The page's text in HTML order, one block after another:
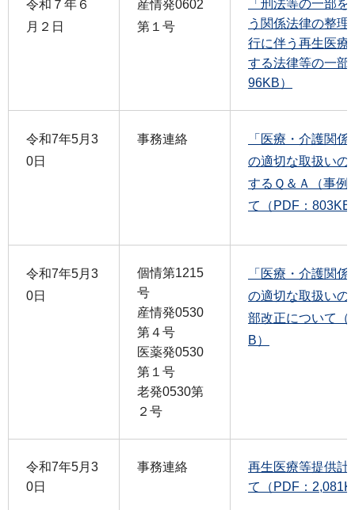
令和７年６
月２日
産情発0602
第１号
「刑法等の一部
う関係法律の整
行に伴う再生医療
する法律等の一部
96KB）
令和7年5月3
0日
事務連絡
「医療・介護関
の適切な取扱いの
するＱ＆Ａ（事例
て（PDF：803KB
令和7年5月3
0日
個情第1215
号
産情発0530
第４号
医薬発0530
第１号
老発0530第
２号
「医療・介護関
の適切な取扱いの
部改正について（
B）
令和7年5月3
0日
事務連絡
再生医療等提供計
て（PDF：